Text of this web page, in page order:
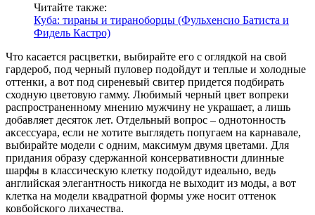
Читайте также:
Куба: тираны и тираноборцы (Фульхенсио Батиста и
Фидель Кастро)
Что касается расцветки, выбирайте его с оглядкой на свой
гардероб, под черный пуловер подойдут и теплые и холодные
оттенки, а вот под сиреневый свитер придется подбирать
сходную цветовую гамму. Любимый черный цвет вопреки
распространенному мнению мужчину не украшает, а лишь
добавляет десяток лет. Отдельный вопрос – однотонность
аксессуара, если не хотите выглядеть попугаем на карнавале,
выбирайте модели с одним, максимум двумя цветами. Для
придания образу сдержанной консервативности длинные
шарфы в классическую клетку подойдут идеально, ведь
английская элегантность никогда не выходит из моды, а вот
клетка на модели квадратной формы уже носит оттенок
ковбойского лихачества.